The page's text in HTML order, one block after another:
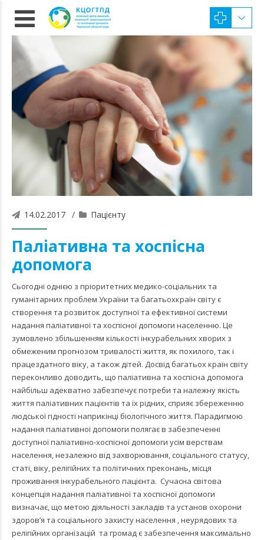
14.02.2017 Пацієнту
Паліативна та хоспісна
допомога
Сьогодні однією з пріоритетних медико-соціальних та
гуманітарних проблем України та багатьохкраїн світу є
створення та розвиток доступної та ефективної системи
надання паліативної та хоспісної допомоги населенню. Це
зумовлено збільшенням кількості інкурабельних хворих з
обмеженим прогнозом тривалості життя, як похилого, так і
працездатного віку, а також дітей. Досвід багатьох країн світу
переконливо доводить, що паліативна та хоспісна допомога
найбільш адекватно забезпечує потреби та належну якість
життя паліативних пацієнтів та їх рідних, сприяє збереженню
людської гідності наприкінці біологічного життя. Парадигмою
надання паліативної допомоги полягає в забезпеченні
доступної паліативно-хоспісної допомоги усім верствам
населення, незалежно від захворювання, соціального статусу,
статі, віку, релігійних та політичних преконань, місця
проживання інкурабельного пацієнта. Сучасна світова
концепція надання паліативної та хоспісної допомоги
визначає, що метою діяльності закладів та установ охорони
здоров’я та соціального захисту населення , неурядових та
релігійних організацій та громад є забезпечення максимально